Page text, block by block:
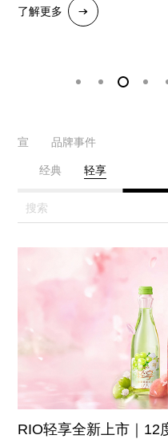
了解更多
了解更多
了解更多
了解更多
了解更多
了解更多
了解更多
了解更多
了解更多
了解更多
了解更多
官宣 品牌事件
经典 轻享
RIO轻享全新上市｜12